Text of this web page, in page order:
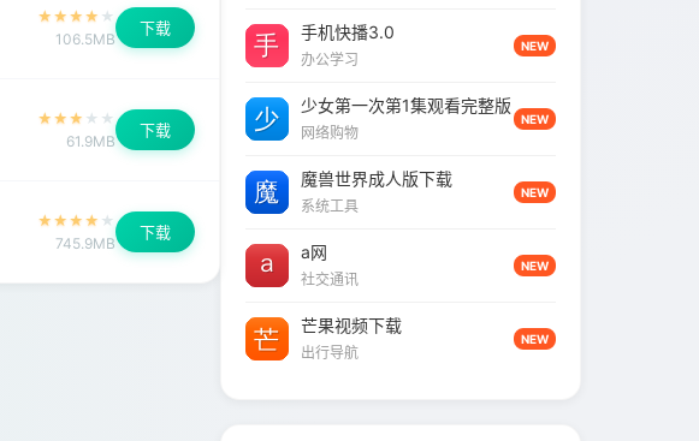
★ ★ ★ ★ ★
106.5MB
下载
★ ★ ★ ★ ★
61.9MB
下载
★ ★ ★ ★ ★
745.9MB
下载
手机快播3.0
办公学习
NEW
少女第一次第1集观看完整版
网络购物
NEW
魔兽世界成人版下载
系统工具
NEW
a网
社交通讯
NEW
芒果视频下载
出行导航
NEW